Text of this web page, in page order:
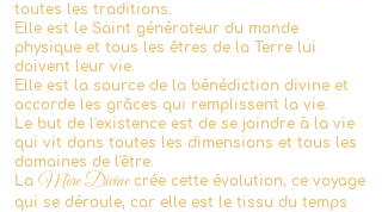
toutes les traditions.
Elle est le Saint générateur du monde
physique et tous les êtres de la Terre lui
doivent leur vie.
Elle est la source de la bénédiction divine et
accorde les grâces qui remplissent la vie.
Le but de l'existence est de se joindre à la vie
qui vit dans toutes les dimensions et tous les
domaines de l'être.
La Mère Divinecrée cette évolution, ce voyage
qui se déroule, car elle est le tissu du temps